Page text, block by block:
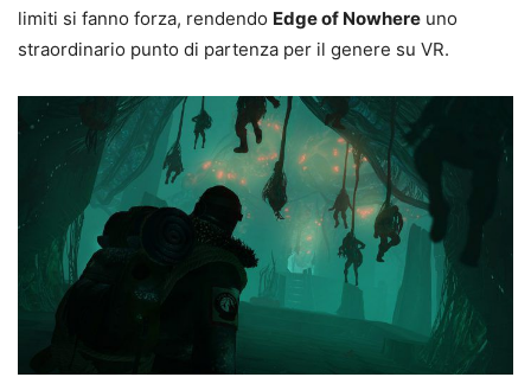
limiti si fanno forza, rendendo Edge of Nowhere uno
straordinario punto di partenza per il genere su VR.